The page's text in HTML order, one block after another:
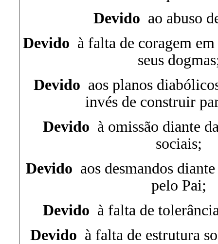
Devido ao abuso
Devido à falta de coragem
seus
Devido aos planos
invés de construir
Devido à omissão diante
sociais;
Devido aos desmandos
pelo Pai;
Devido à falta de
Devido à falta de estrutura